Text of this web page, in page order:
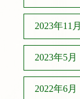
2023年11月
2023年5月
2022年6月